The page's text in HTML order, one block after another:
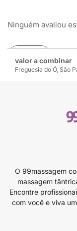
valor a combinar
Freguesia do Ó, São
Ninguém avaliou
Avaliar
O 99massagem
massagem
Encontre
com você e viva